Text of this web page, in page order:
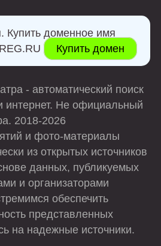
Купить доменное имя
Купить домен
- автоматический поиск
интернет. Не официальный
2018-2026
и фото-материалы
из открытых источников
данных, публикуемых
и организаторами
обеспечить
представленных
на надежные источники.